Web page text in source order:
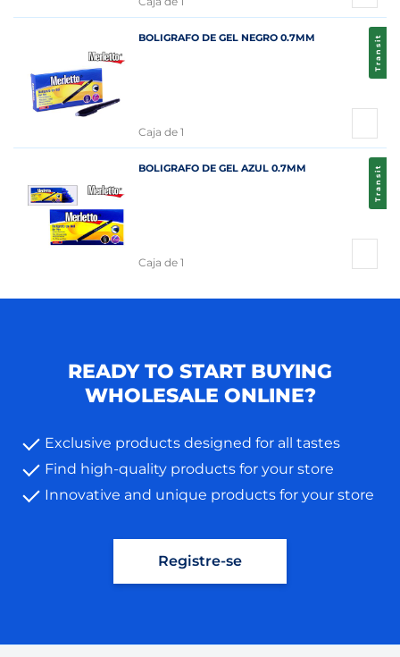
Transit
BOLIGRAFO DE GEL NEGRO 0.7MM
Caja de 1
Transit
BOLIGRAFO DE GEL AZUL 0.7MM
Caja de 1
READY TO START BUYING
WHOLESALE ONLINE?
Exclusive products designed for all tastes
Find high-quality products for your store
Innovative and unique products for your store
Registre-se